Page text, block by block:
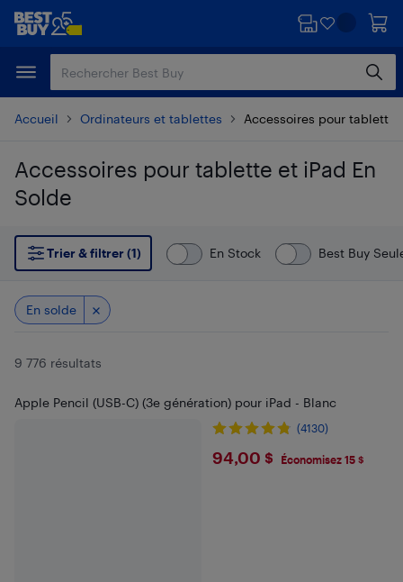
Passer
principal
Passer
Accueil Ordinateurs et tablettes Accessoires pour tablette
Accessoires pour tablette et iPad En
Solde
Passer aux résultats
Trier & filtrer (1)
En Stock Best Buy
En solde
9 776 résultats
Apple Pencil (USB-C) (3e génération) pour iPad - Blanc
(4130)
$94
94,00 $ Économisez 15 $